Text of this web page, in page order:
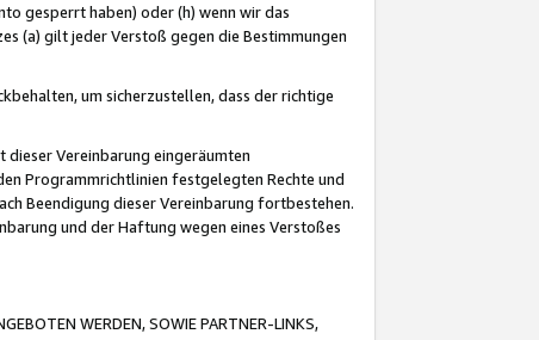
gesperrt haben) oder (h) wenn wir das
(a) gilt jeder Verstoß gegen die Bestimmungen
um sicherzustellen, dass der richtige
dieser Vereinbarung eingeräumten
Programmrichtlinien festgelegten Rechte und
Beendigung dieser Vereinbarung fortbestehen.
und der Haftung wegen eines Verstoßes
WERDEN, SOWIE PARTNER-LINKS,